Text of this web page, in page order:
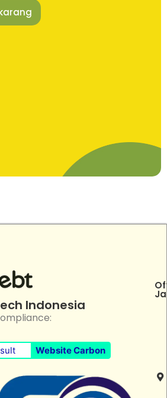
Indonesia
Website Carbon